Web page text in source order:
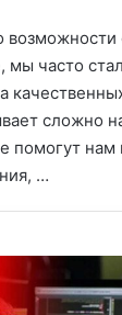
возможности
мы часто
сложно
помогут нам
…